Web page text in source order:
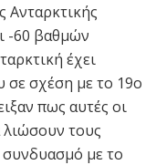
Ανταρκτικής
-60 βαθμών
έχει
σε σχέση με το 19ο
πως αυτές οι
λιώσουν τους
συνδυασμό με το